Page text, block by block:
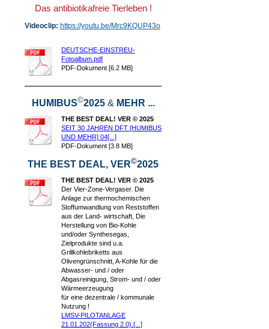
Das antibiotikafreie Tierleben !
Videoclip: https://youtu.be/Mrc9KQUP43o
DEUTSCHE-EINSTREU-
Fotoalbum.pdf
PDF-Dokument [6.2 MB]
HUMIBUS©2025& MEHR ...
THE BEST DEAL! VER © 2025
SEIT 30 JAHREN DFT [HUMIBUS
UND MEHR] 04[...]
PDF-Dokument [3.8 MB]
THE BEST DEAL, VER©2025
THE BEST DEAL! VER © 2025
Der Vier-Zone-Vergaser. Die
Anlage zur thermochemischen
Stoffumwandlung von Reststoffen
aus der Land- wirtschaft, Die
Herstellung von Bio-Kohle
und/oder Synthesegas,
Zielprodukte sind u.a.
Grillkohlebriketts aus
Olivengrünschnitt, A-Kohle für die
Abwasser- und / oder
Abgasreinigung, Strom- und / oder
Wärmeerzeugung
für eine dezentrale / kommunale
Nutzung !
LMSV-PILOTANLAGE
21.01.202(Fassung 2.0).[...]